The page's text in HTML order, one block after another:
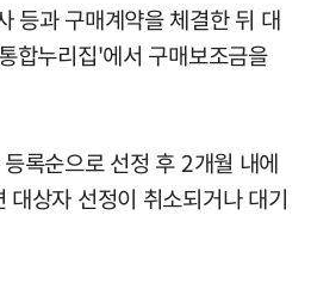
등과 구매계약을 체결한 뒤 대
합누리집'에서 구매보조금을
록순으로 선정 후 2개월 내에
대상자 선정이 취소되거나 대기